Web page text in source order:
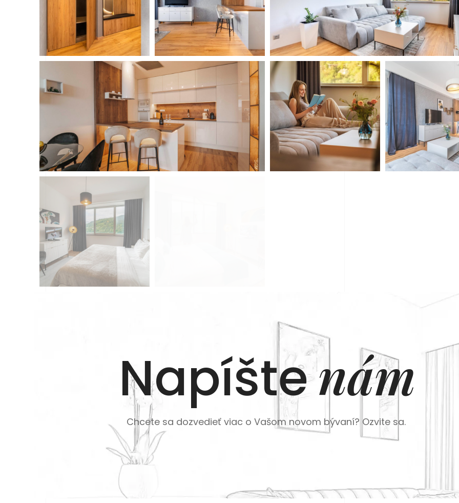
Napíštenám
Chcete sa dozvedieť viac o Vašom novom bývaní? Ozvite sa.